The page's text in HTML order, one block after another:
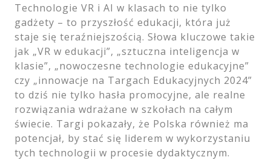
Technologie VR i AI w klasach to nie tylko
gadżety – to przyszłość edukacji, która już
staje się teraźniejszością. Słowa kluczowe takie
jak „VR w edukacji”, „sztuczna inteligencja w
klasie”, „nowoczesne technologie edukacyjne”
czy „innowacje na Targach Edukacyjnych 2024”
to dziś nie tylko hasła promocyjne, ale realne
rozwiązania wdrażane w szkołach na całym
świecie. Targi pokazały, że Polska również ma
potencjał, by stać się liderem w wykorzystaniu
tych technologii w procesie dydaktycznym.